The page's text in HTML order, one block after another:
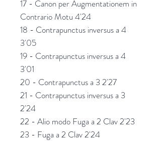
17 - Canon per Augmentationem in
Contrario Motu 4'24
18 - Contrapunctus inversus a 4
3'05
19 - Contrapunctus inversus a 4
3'01
20 - Contrapunctus a 3 2'27
21 - Contrapunctus inversus a 3
2'24
22 - Alio modo Fuga a 2 Clav 2'23
23 - Fuga a 2 Clav 2'24